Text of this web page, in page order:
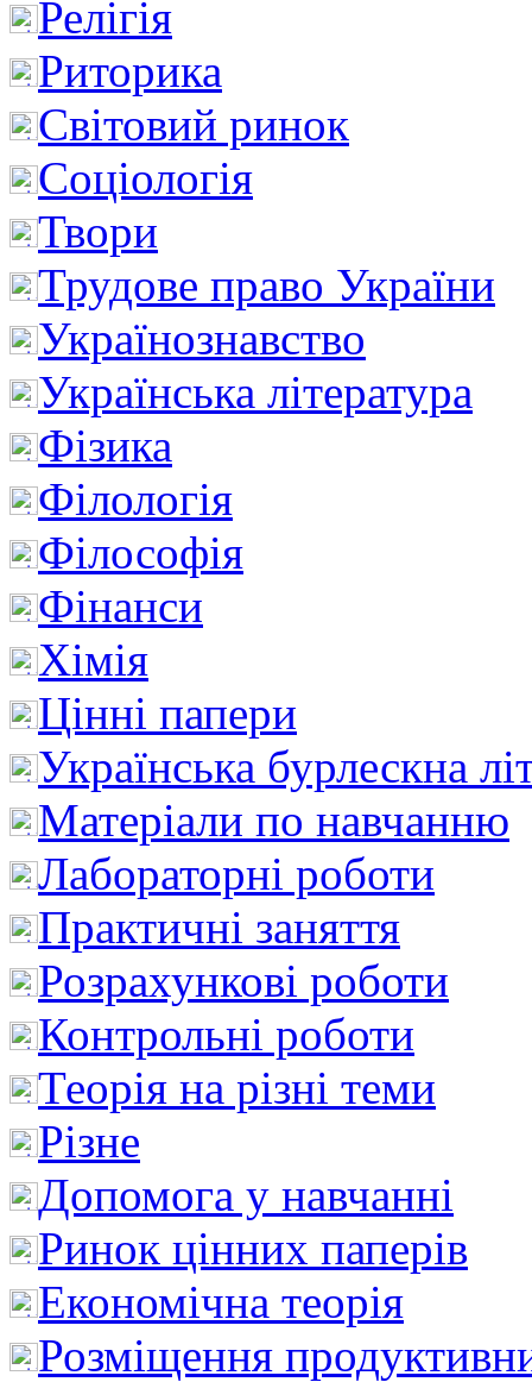
Релігія
Риторика
Світовий ринок
Соціологія
Твори
Трудове право України
Українознавство
Українська література
Фізика
Філологія
Філософія
Фінанси
Хімія
Цінні папери
Українська бурлескна
Матеріали по навчанню
Лабораторні роботи
Практичні заняття
Розрахункові роботи
Контрольні роботи
Теорія на різні теми
Різне
Допомога у навчанні
Ринок цінних паперів
Економічна теорія
Розміщення